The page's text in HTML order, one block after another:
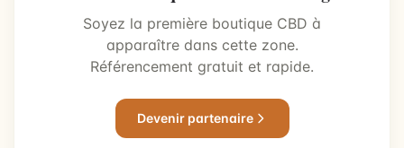
Soyez la première boutique CBD à
apparaître dans cette zone.
Référencement gratuit et rapide.
Devenir partenaire